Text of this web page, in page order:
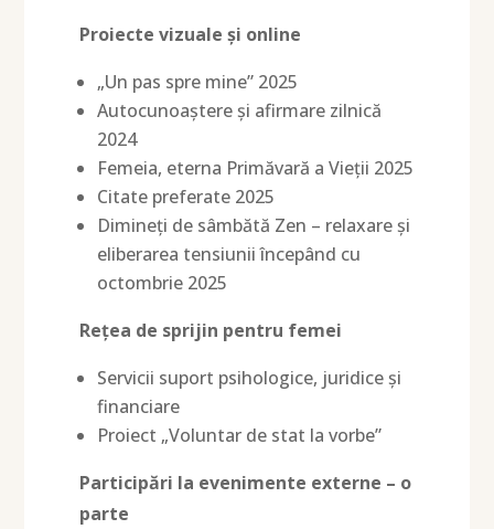
Proiecte vizuale și online
„Un pas spre mine” 2025
Autocunoaștere și afirmare zilnică
2024
Femeia, eterna Primăvară a Vieții 2025
Citate preferate 2025
Dimineți de sâmbătă Zen – relaxare și
eliberarea tensiunii începând cu
octombrie 2025
Rețea de sprijin pentru femei
Servicii suport psihologice, juridice și
financiare
Proiect „Voluntar de stat la vorbe”
Participări la evenimente externe – o
parte